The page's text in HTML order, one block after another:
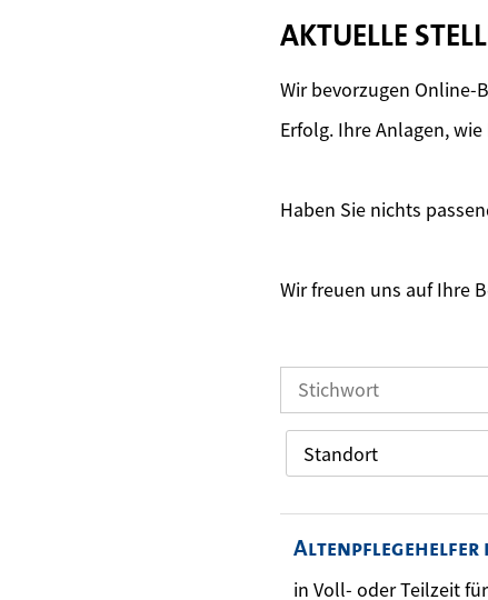
AKTUELLE
Wir bevorzugen Online-
Erfolg. Ihre Anlagen,
Haben Sie nichts
Wir freuen uns auf Ihre
Standort
Altenpflegehelfer
in Voll- oder Teilzeit